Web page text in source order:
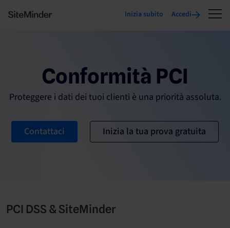
Inizia subito Accedi
Conformità PCI
Proteggere i dati dei tuoi clienti è una priorità assoluta.
Contattaci Inizia la tua prova gratuita
PCI DSS & SiteMinder